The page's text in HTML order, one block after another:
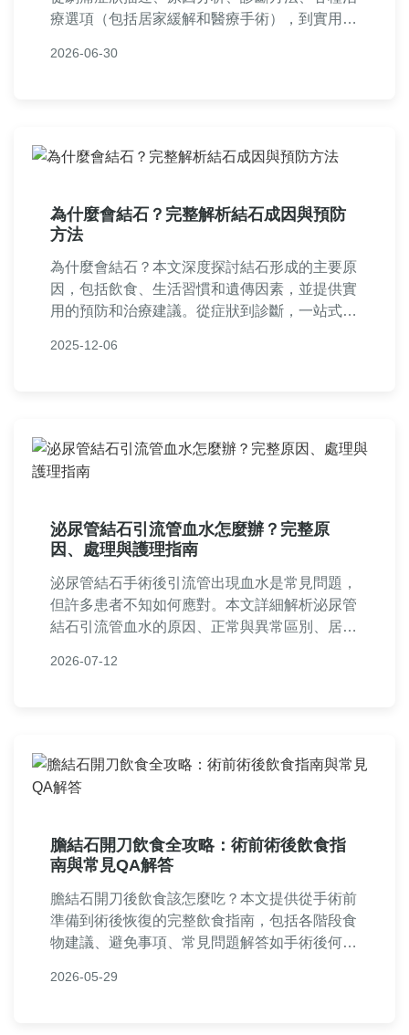
療選項（包括居家緩解和醫療手術），到實用預
幫助你徹底了解尿結石痛み，並在決策前中後期
2026-06-30
為什麼會結石？完整解析結石成因與預防
方法
為什麼會結石？本文深度探討結石形成的主要原
因，包括飲食、生活習慣和遺傳因素，並提供實
用的預防和治療建議。從症狀到診斷，一站式解
2025-12-06
泌尿管結石引流管血水怎麼辦？完整原
因、處理與護理指南
泌尿管結石手術後引流管出現血水是常見問題，
但許多患者不知如何應對。本文詳細解析泌尿管
結石引流管血水的原因、正常與異常區別、居家
例和常見問答，幫助您減少恐慌，正確處理術後
2026-07-12
膽結石開刀飲食全攻略：術前術後飲食指
南與常見QA解答
膽結石開刀後飲食該怎麼吃？本文提供從手術前
準備到術後恢復的完整飲食指南，包括各階段食
物建議、避免事項、常見問題解答如手術後何時
實，基於醫學知識與實際經驗，幫助患者避免併
2026-05-29